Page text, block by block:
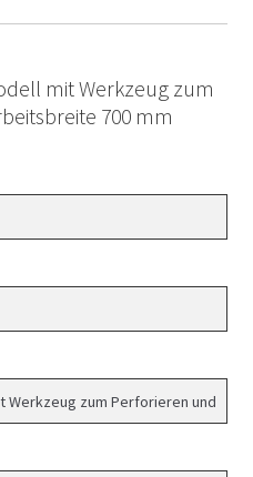
mit Werkzeug zum
700 mm